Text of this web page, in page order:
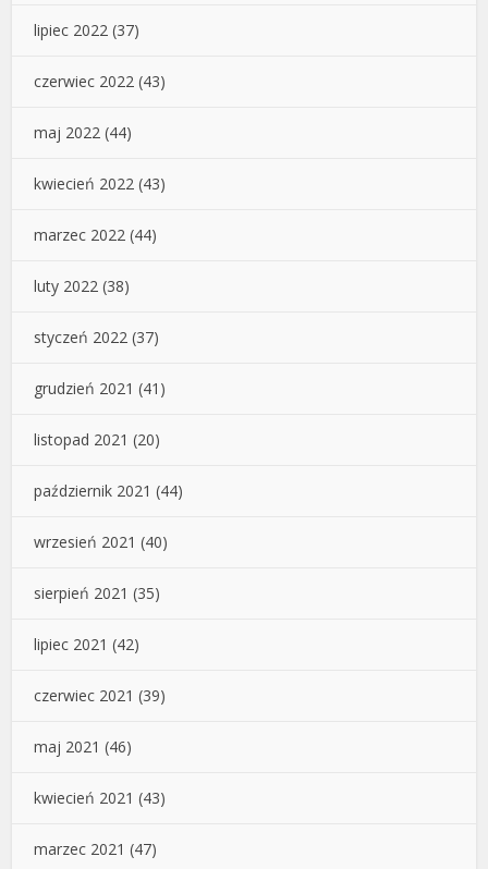
lipiec 2022 (37)
czerwiec 2022 (43)
maj 2022 (44)
kwiecień 2022 (43)
marzec 2022 (44)
luty 2022 (38)
styczeń 2022 (37)
grudzień 2021 (41)
listopad 2021 (20)
październik 2021 (44)
wrzesień 2021 (40)
sierpień 2021 (35)
lipiec 2021 (42)
czerwiec 2021 (39)
maj 2021 (46)
kwiecień 2021 (43)
marzec 2021 (47)